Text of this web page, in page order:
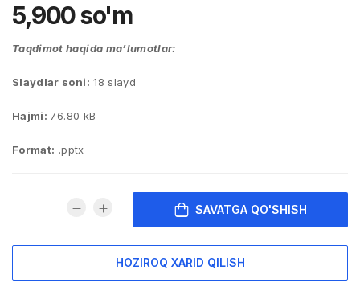
5,900so'm
Taqdimot haqida ma’lumotlar:
Slaydlar soni: 18 slayd
Hajmi: 76.80 kB
Format: .pptx
SAVATGA QO'SHISH
HOZIROQ XARID QILISH